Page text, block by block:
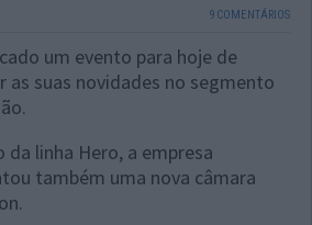
9 COMENTÁRIOS
um evento para hoje de
as suas novidades no segmento
da linha Hero, a empresa
também uma nova câmara